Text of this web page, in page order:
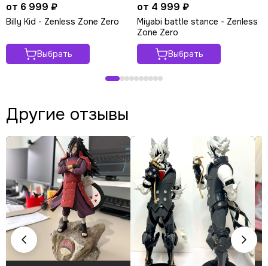
от 6 999 ₽
Billy Kid - Zenless Zone Zero
Выбрать
от 4 999 ₽
Miyabi battle stance - Zenless
Zone Zero
Выбрать
Другие отзывы